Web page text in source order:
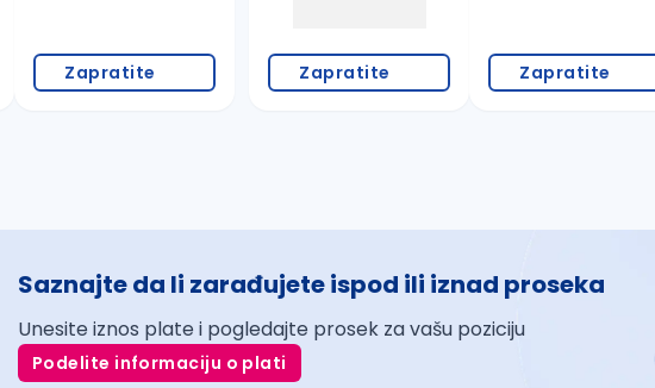
Zapratite Zapratite Zapratite
Saznajte da li zarađujete ispod ili iznad proseka
Unesite iznos plate i pogledajte prosek za vašu poziciju
Podelite informaciju o plati